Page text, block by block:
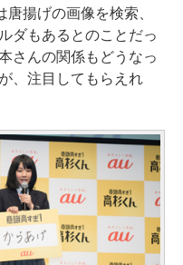
揚げの画像を検索、
ダもあるとのことだっ
さんの関係もどうなっ
、注目してもらえれ